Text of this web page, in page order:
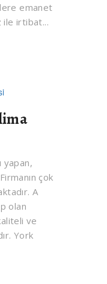
emanet
ile irtibat...
yapan,
çok
A
olan
ve
York